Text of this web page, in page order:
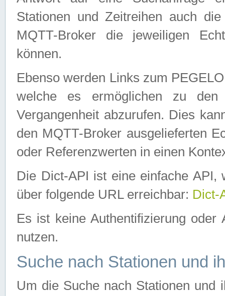
Stationen und Zeitreihen auch
MQTT-Broker die jeweiligen
können.
Ebenso werden Links zum
welche es ermöglichen zu den
Vergangenheit abzurufen. Dies
den MQTT-Broker ausgelieferten
oder Referenzwerten in einen
Die Dict-API ist eine einfache API,
über folgende URL erreichbar: Dict-
Es ist keine Authentifizierung
nutzen.
Suche nach Stationen und
Um die Suche nach Stationen und